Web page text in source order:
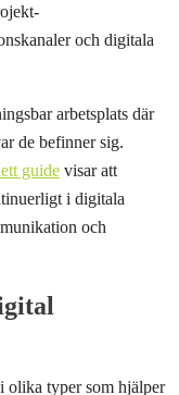
och digitala
arbetsplats där
de befinner sig.
guide visar att
i digitala
och
olika typer som hjälper